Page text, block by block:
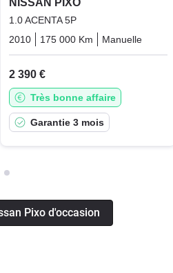
NISSAN PIXO
1.0 ACENTA 5P
2010
175 000 Km Manuelle
2 390 €
Très bonne affaire
Garantie 3 mois
Pixo d'occasion